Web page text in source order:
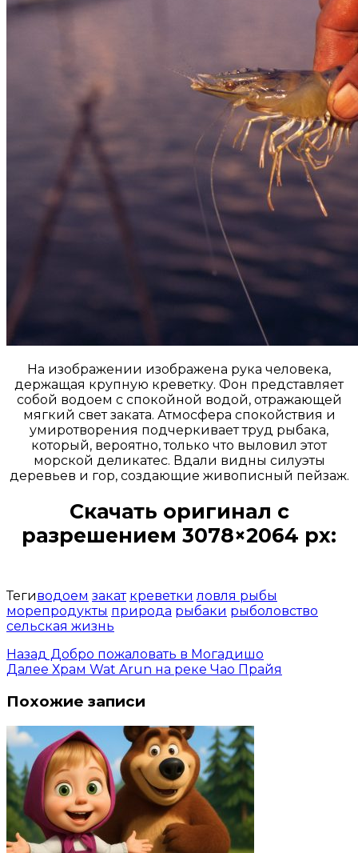
На изображении изображена рука человека,
держащая крупную креветку. Фон представляет
собой водоем с спокойной водой, отражающей
мягкий свет заката. Атмосфера спокойствия и
умиротворения подчеркивает труд рыбака,
который, вероятно, только что выловил этот
морской деликатес. Вдали видны силуэты
деревьев и гор, создающие живописный пейзаж.
Скачать оригинал с
разрешением 3078×2064 px:
Тегиводоем закат креветки ловля рыбы
морепродукты природа рыбаки рыболовство
сельская жизнь
Назад Добро пожаловать в Могадишо
Далее Храм Wat Arun на реке Чао Прайя
Похожие записи